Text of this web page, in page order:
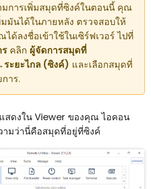
การเพิ่มสมุดที่ซิงค์ในตอนนี้ คุณ
มมันได้ในภายหลัง ตรวจสอบให้
ด้ลงชื่อเข้าใช้ในเซิร์ฟเวอร์ ไปที่
คลิก ผู้จัดการสมุดที่
ระยะไกล (ซิงค์) และเลือกสมุดที่
าร.
สดงใน Viewer ของคุณ ไอคอน
ามว่านี่คือสมุดที่อยู่ที่ซิงค์